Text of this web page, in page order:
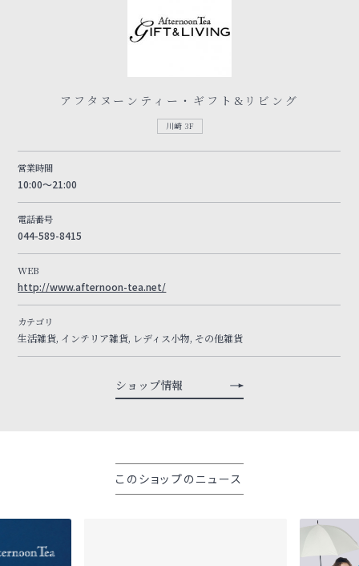
アフタヌーンティー・ギフト&リビング
川崎 3F
営業時間
10:00～21:00
電話番号
044-589-8415
WEB
http://www.afternoon-tea.net/
カテゴリ
生活雑貨, インテリア雑貨, レディス小物, その他雑貨
ショップ情報
このショップのニュース